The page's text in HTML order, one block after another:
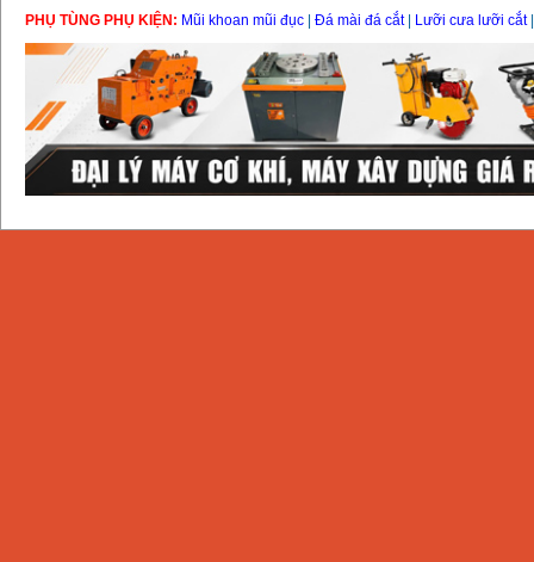
PHỤ TÙNG PHỤ KIỆN: Mũi khoan mũi đục Đá mài đá cắt| Lưỡi cưa lưỡi cắt